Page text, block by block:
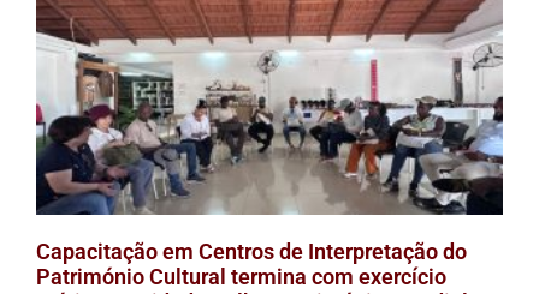
Capacitação em Centros de Interpretação do
Património Cultural termina com exercício